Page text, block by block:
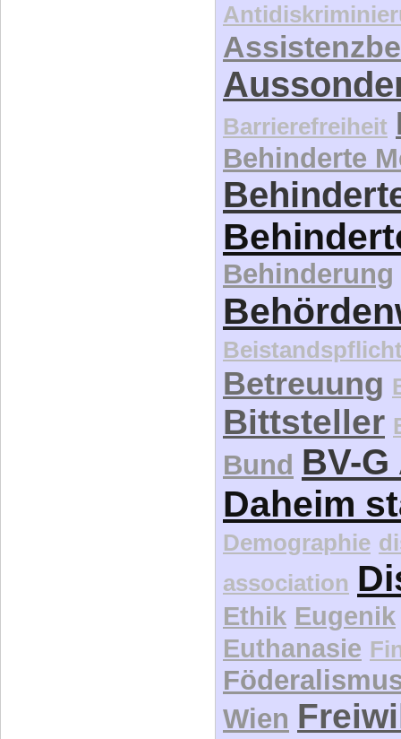
Barrierefreiheit
Behinderte
Behinderung
Betreuung
Bittsteller
Bund BV-
Daheim
Demographie
association
Ethik Eugenik
Euthanasie
Wien